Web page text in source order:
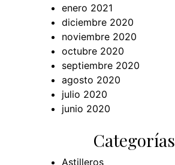
enero 2021
diciembre 2020
noviembre 2020
octubre 2020
septiembre 2020
agosto 2020
julio 2020
junio 2020
Categorías
Astilleros